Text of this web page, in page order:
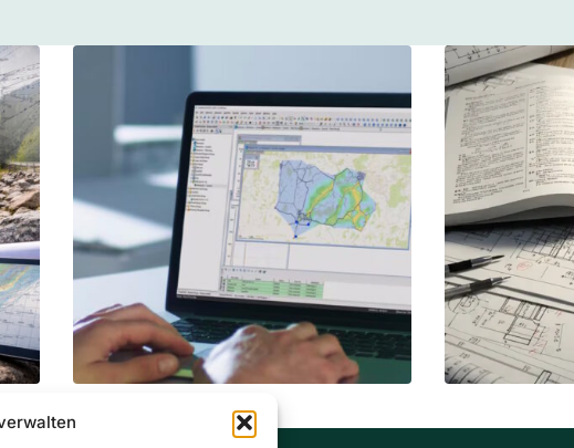
Ingenieurbüro DI Thomas Exenberger